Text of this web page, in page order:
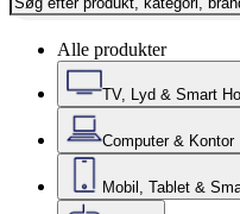
Alle produkter
TV, Lyd & Smart
Computer & Kontor
Mobil, Tablet &